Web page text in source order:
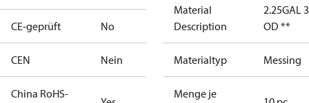
CE-geprüft No
CEN Nein
China RoHS-
Material
Description
2.25GAL
OD **
Materialtyp Messing
Menge je